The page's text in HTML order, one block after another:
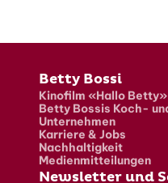
Fusszeile
Betty Bossi
Kinofilm «Hallo Betty»
Betty Bossis Koch-
Unternehmen
Karriere & Jobs
Nachhaltigkeit
Medienmitteilungen
Newsletter und